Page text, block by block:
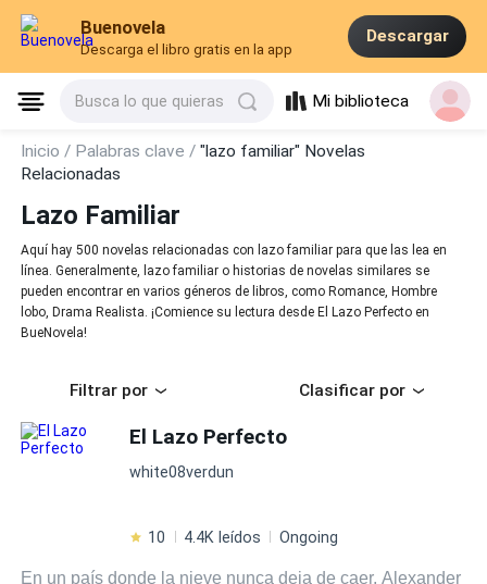
Buenovela
Descarga el libro gratis en la app
Descargar
Busca lo que quieras Mi biblioteca
Inicio / Palabras clave /"lazo familiar" Novelas
Relacionadas
Lazo Familiar
Aquí hay 500 novelas relacionadas con lazo familiar para que las lea en
línea. Generalmente, lazo familiar o historias de novelas similares se
pueden encontrar en varios géneros de libros, como Romance, Hombre
lobo, Drama Realista. ¡Comience su lectura desde El Lazo Perfecto en
BueNovela!
Filtrar por Clasificar por
El Lazo Perfecto
white08verdun
10 4.4K leídos Ongoing
En un país donde la nieve nunca deja de caer, Alexander